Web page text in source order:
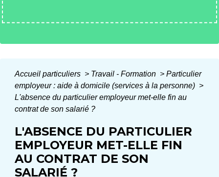
Accueil particuliers > Travail - Formation > Particulier
employeur : aide à domicile (services à la personne) >
L'absence du particulier employeur met-elle fin au
contrat de son salarié ?
L'ABSENCE DU PARTICULIER
EMPLOYEUR MET-ELLE FIN
AU CONTRAT DE SON
SALARIÉ ?